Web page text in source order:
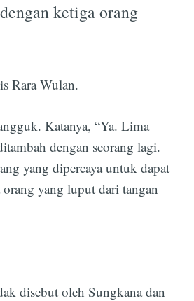
ketiga orang
Rara Wulan.
Katanya, “Ya. Lima
dengan seorang lagi.
yang dipercaya untuk dapat
yang luput dari tangan
disebut oleh Sungkana dan